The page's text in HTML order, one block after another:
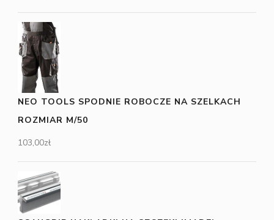
NEO TOOLS SPODNIE ROBOCZE NA SZELKACH
ROZMIAR M/50
103,00zł